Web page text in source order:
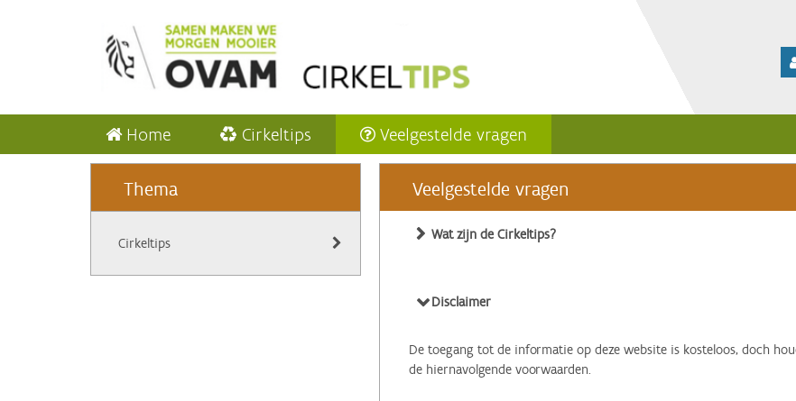
Home Cirkeltips Veelgestelde vragen
Thema
Cirkeltips
Veelgestelde vragen
Wat zijn de Cirkeltips?
Disclaimer
De toegang tot de informatie op deze website is kosteloos, doch
de hiernavolgende voorwaarden.